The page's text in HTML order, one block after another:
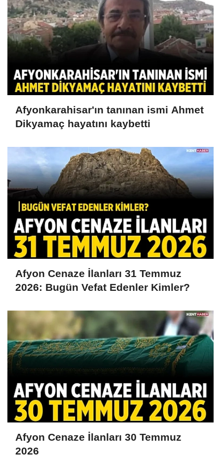
Afyonkarahisar'ın tanınan ismi Ahmet
Dikyamaç hayatını kaybetti
Afyon Cenaze İlanları 31 Temmuz
2026: Bugün Vefat Edenler Kimler?
Afyon Cenaze İlanları 30 Temmuz
2026